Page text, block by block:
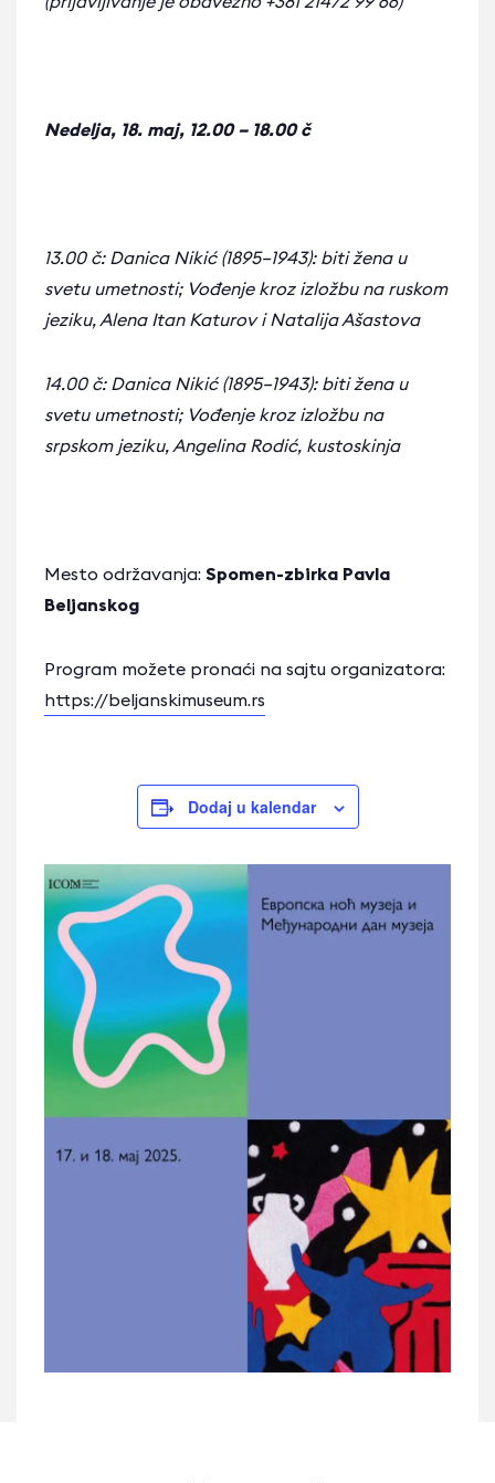
Nedelja, 18. maj, 12.00 – 18.00 č
13.00 č: Danica Nikić (1895–1943): biti žena u
svetu umetnosti; Vođenje kroz izložbu na ruskom
jeziku, Alena Itan Katurov i Natalija Ašastova
14.00 č: Danica Nikić (1895–1943): biti žena u
svetu umetnosti; Vođenje kroz izložbu na
srpskom jeziku, Angelina Rodić, kustoskinja
Mesto održavanja: Spomen-zbirka Pavla
Beljanskog
Program možete pronaći na sajtu organizatora:
https://beljanskimuseum.rs
Dodaj u kalendar